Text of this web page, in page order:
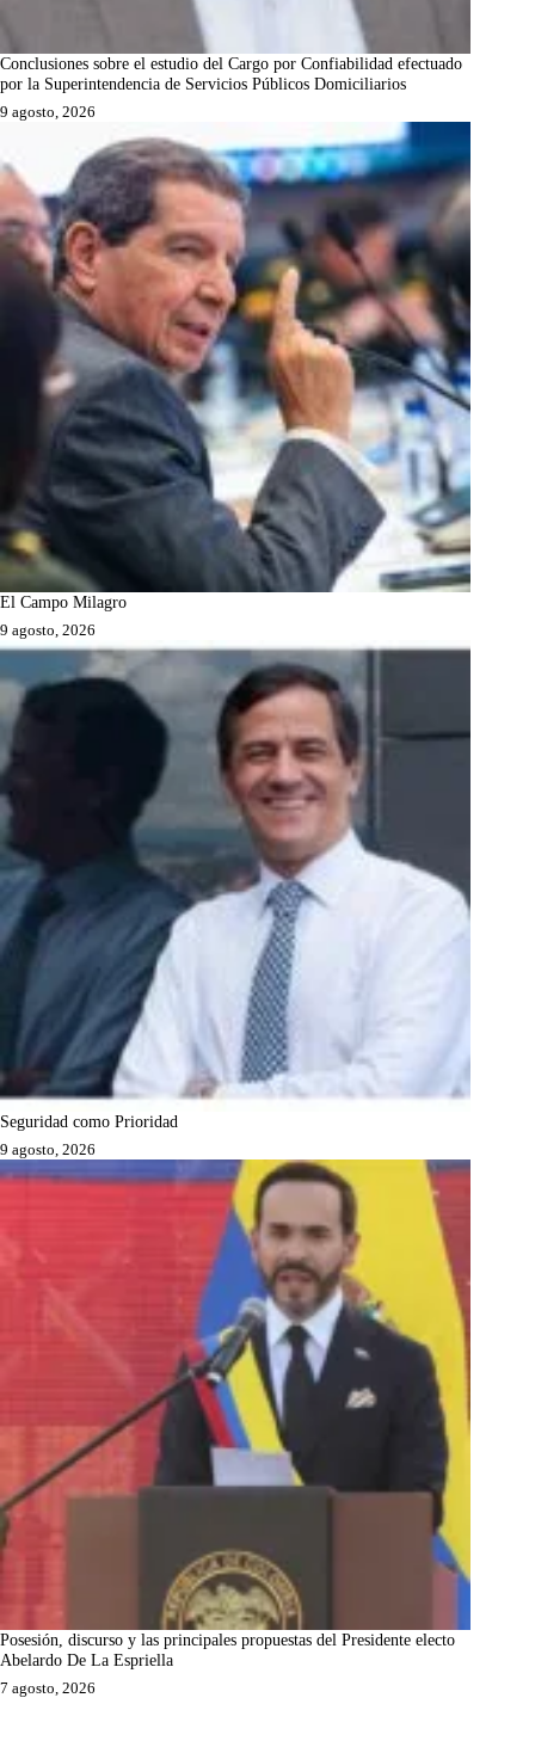
Conclusiones sobre el estudio del Cargo por Confiabilidad efectuado
por la Superintendencia de Servicios Públicos Domiciliarios
9 agosto, 2026
El Campo Milagro
9 agosto, 2026
Seguridad como Prioridad
9 agosto, 2026
Posesión, discurso y las principales propuestas del Presidente electo
Abelardo De La Espriella
7 agosto, 2026